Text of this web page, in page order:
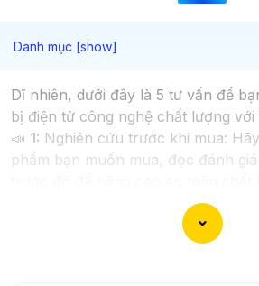
Dĩ nhiên, dưới đây là 5 tư vấn để
bị điện tử công nghệ chất lượng với
📣 1: Nghiên cứu trước khi mua:
phẩm bạn muốn mua, đọc đánh
Theo dõi các chương trình
hàng thường có các chương trình